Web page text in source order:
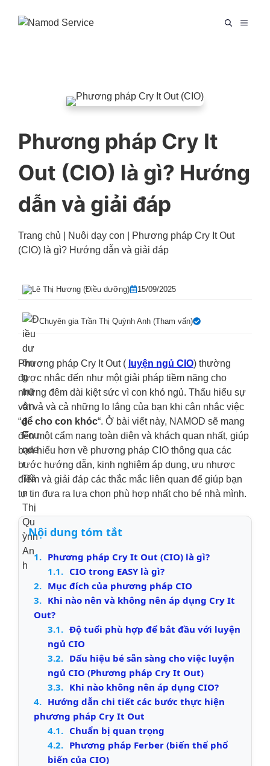
MENU
Phương pháp Cry It
Out (CIO) là gì? Hướng
dẫn và giải đáp
Trang chủ Nuôi dạy con
Phương pháp Cry It Out
(CIO) là gì? Hướng dẫn và giải đáp
Lê Thị Hương (Điều dưỡng) 15/09/2025
Chuyên gia Trần Thị Quỳnh Anh (Tham vấn)
Phương pháp Cry It Out ( luyện ngủ CIO) thường
được nhắc đến như một giải pháp tiềm năng cho
những đêm dài kiệt sức vì con khó ngủ. Thấu hiểu sự
vât vả và cả những lo lắng của bạn khi cân nhắc việc
“để cho con khóc“. Ở bài viết này, NAMOD sẽ mang
đến một cẩm nang toàn diện và khách quan nhất, giúp
bạn hiểu hơn về phương pháp CIO thông qua các
bước hướng dẫn, kinh nghiệm áp dụng, ưu nhược
điểm và giải đáp các thắc mắc liên quan để giúp bạn
tự tin đưa ra lựa chọn phù hợp nhất cho bé nhà mình.
Nội dung tóm tắt
1. Phương pháp Cry It Out (CIO) là gì?
1.1. CIO trong EASY là gì?
2. Mục đích của phương pháp CIO
3. Khi nào nên và không nên áp dụng Cry It
Out?
3.1. Độ tuổi phù hợp để bắt đầu với luyện
ngủ CIO
3.2. Dấu hiệu bé sẵn sàng cho việc luyện
ngủ CIO (Phương pháp Cry It Out)
3.3. Khi nào không nên áp dụng CIO?
4. Hướng dẫn chi tiết các bước thực hiện
phương pháp Cry It Out
4.1. Chuẩn bị quan trọng
4.2. Phương pháp Ferber (biến thể phổ
biến của CIO)